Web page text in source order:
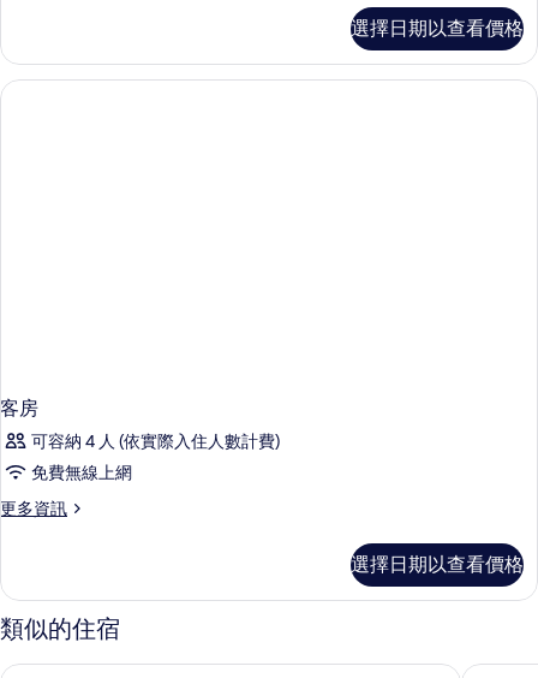
有
相
的
詳
情
選擇日期以查看價格
客房
可容納 4 人 (依實際入住人數計費)
免費無線上網
更多資訊
更
的
詳
情
選擇日期以查看價格
類似的住宿